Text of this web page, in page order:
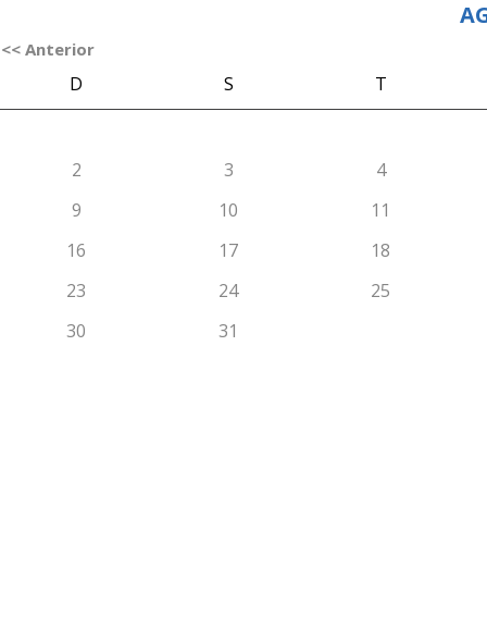
<< Anterior
D S T
2 3
4
9
10
11
16
17
18
23
24
25
30
31